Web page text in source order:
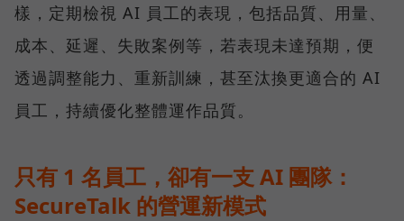
樣，定期檢視 AI 員工的表現，包括品質、用量、
成本、延遲、失敗案例等，若表現未達預期，便
透過調整能力、重新訓練，甚至汰換更適合的 AI
員工，持續優化整體運作品質。
只有 1 名員工，卻有一支 AI 團隊：
SecureTalk 的營運新模式